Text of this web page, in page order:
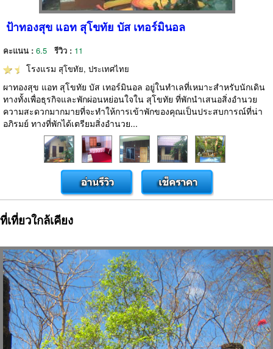
ป้าทองสุข แอท สุโขทัย บัส เทอร์มินอล
คะแนน : 6.5 รีวิว : 11
โรงแรม สุโขทัย, ประเทศไทย
ผาทองสุข แอท สุโขทัย บัส เทอร์มินอล อยู่ในทำเลที่เหมาะสำหรับนักเดิน
ทางทั้งเพื่อธุรกิจและพักผ่อนหย่อนใจใน สุโขทัย ที่พักนำเสนอสิ่งอำนวย
ความสะดวกมากมายที่จะทำให้การเข้าพักของคุณเป็นประสบการณ์ที่น่า
อภิรมย์ ทางที่พักได้เตรียมสิ่งอำนวย...
ที่เที่ยวใกล้เคียง